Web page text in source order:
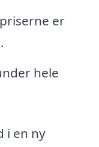
er
hele
i en ny